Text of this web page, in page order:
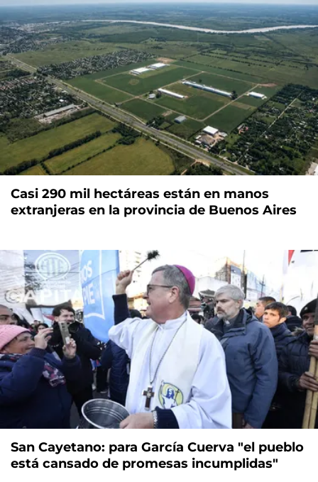
Casi 290 mil hectáreas están en manos
extranjeras en la provincia de Buenos Aires
San Cayetano: para García Cuerva "el pueblo
está cansado de promesas incumplidas"